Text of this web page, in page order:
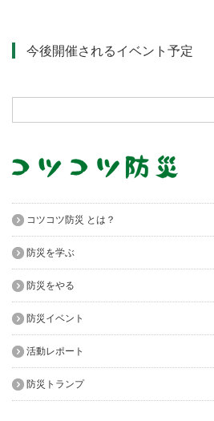
今後開催されるイベント予定
コツコツ防災 とは？
防災を学ぶ
防災をやる
防災イベント
活動レポート
防災トランプ